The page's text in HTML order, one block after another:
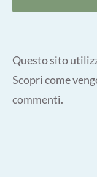
Questo sito
Scopri come
commenti.